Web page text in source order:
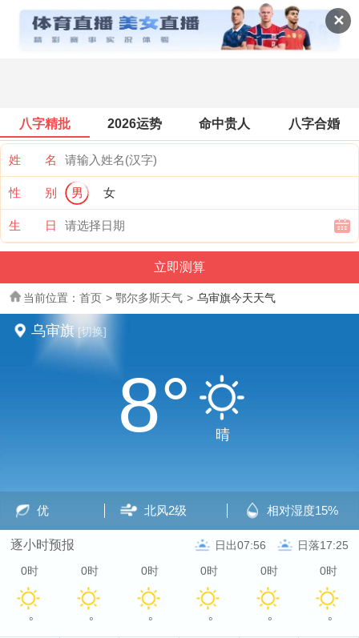
✕
全国天气
八字精批 2026运势 命中贵人 八字合婚
姓 名
性 别 男 女
生 日
当前位置： 首页 > 鄂尔多斯天气 > 乌审旗今天天气
乌审旗 [切换]
8° 晴
优 北风2级 相对湿度15%
逐小时预报 日出07:56 日落17:25
0时
°
0时
°
0时
°
0时
°
0时
°
0时
°